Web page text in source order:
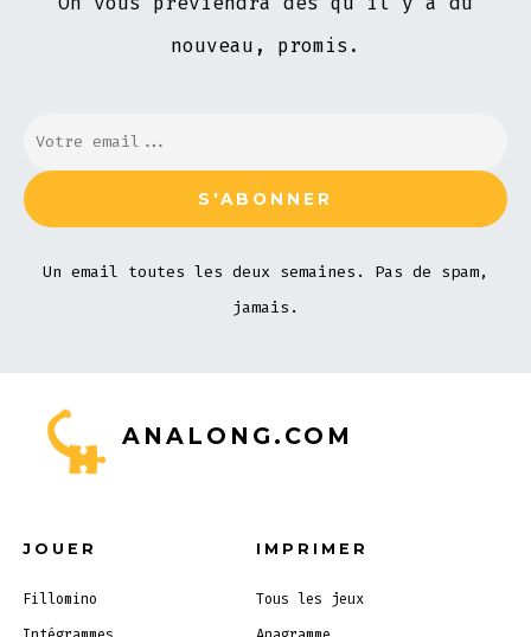
nouveau, promis.
Un email toutes les deux semaines. Pas de spam,
jamais.
ANALONG.COM
JOUER
Fillomino
IMPRIMER
Tous les jeux